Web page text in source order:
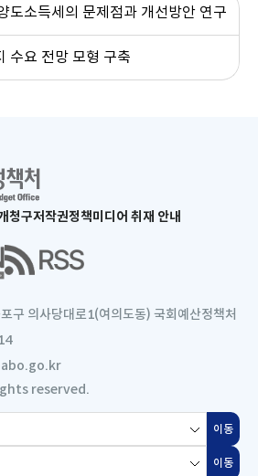
도소득세의 문제점과 개선방안 연구
수요 전망 모형 구축
청구저작권정책미디어 취재 안내
새
창
로
열
림
구 의사당대로1(여의도동) 국회예산정책처
reserved.
이동
창
으
이동